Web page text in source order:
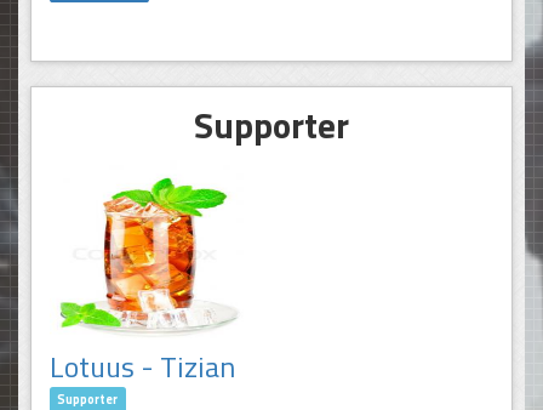
Supporter
Lotuus - Tizian
Supporter